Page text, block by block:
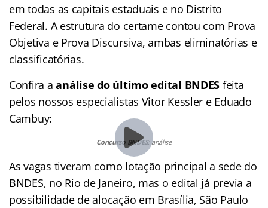
em todas as capitais estaduais e no Distrito
Federal. A estrutura do certame contou com Prova
Objetiva e Prova Discursiva, ambas eliminatórias e
classificatórias.
Confira aanálise do último edital BNDES feita
pelos nossos especialistas Vitor Kessler e Eduado
Cambuy:
Concurso BNDES: análise
As vagas tiveram como lotação principal a sede do
BNDES, no Rio de Janeiro, mas o edital já previa a
possibilidade de alocação em Brasília, São Paulo